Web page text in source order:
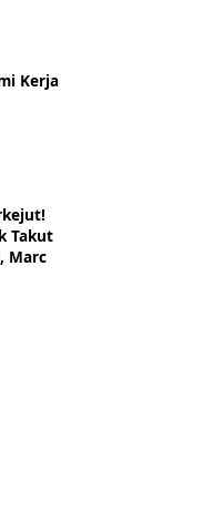
Kerja
Takut
Marc